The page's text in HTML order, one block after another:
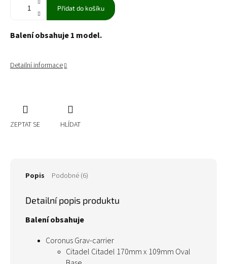
Přidat do košíku
Balení obsahuje 1 model.
Detailní informace
ZEPTAT SE HLÍDAT
Popis Podobné (6)
Detailní popis produktu
Balení obsahuje
Coronus Grav-carrier
Citadel Citadel 170mm x 109mm Oval